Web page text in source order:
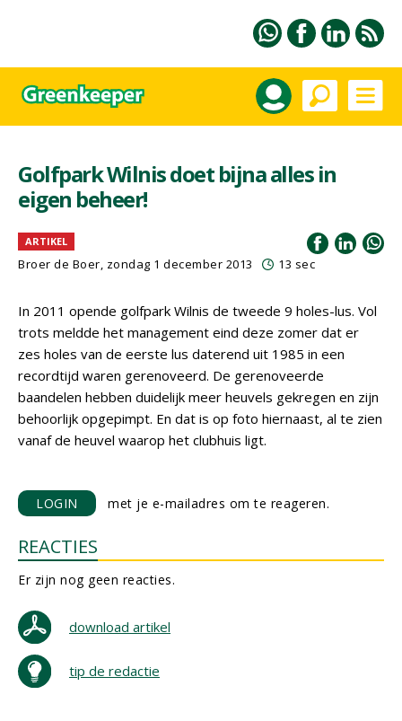
Golfpark Wilnis doet bijna alles in
eigen beheer!
ARTIKEL
Broer de Boer, zondag 1 december 2013 13 sec
In 2011 opende golfpark Wilnis de tweede 9 holes-lus. Vol
trots meldde het management eind deze zomer dat er
zes holes van de eerste lus daterend uit 1985 in een
recordtijd waren gerenoveerd. De gerenoveerde
baandelen hebben duidelijk meer heuvels gekregen en zijn
behoorlijk opgepimpt. En dat is op foto hiernaast, al te zien
vanaf de heuvel waarop het clubhuis ligt.
LOGIN met je e-mailadres om te reageren.
REACTIES
Er zijn nog geen reacties.
download artikel
tip de redactie